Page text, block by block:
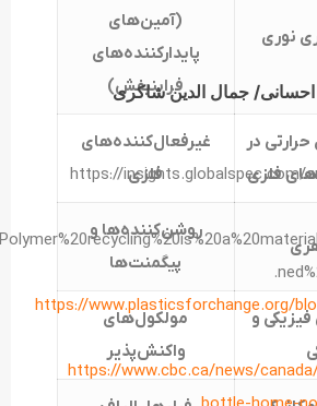
نوری
(آمین‌‌های
پایدارکننده‌‌های
فرابنبفش)
در
فلزی
غیرفعال‌کننده‌‌‌های
فلزی
روشن‌کننده‌ها و
پیگمنت‌‌ها
و
مولکول‌‌های
واکنش‌‌پذیر
جمال الدین شاکری
https://insights.globalspec.com/
https://www.plasticsforchange.org/
https://www.cbc.ca/news/